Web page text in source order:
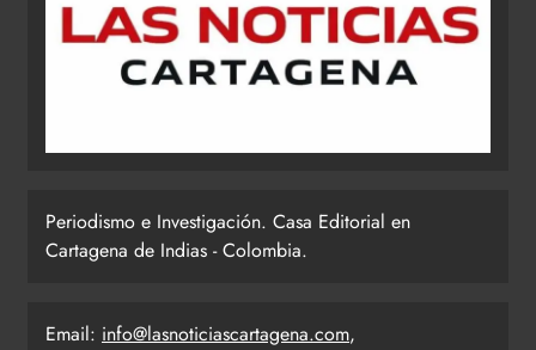
Periodismo e Investigación. Casa Editorial en
Cartagena de Indias - Colombia.
Email: info@lasnoticiascartagena.com,